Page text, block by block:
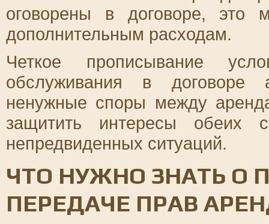
оговорены в договоре, это
дополнительным расходам.
Четкое прописывание
обслуживания в договоре
ненужные споры между
защитить интересы обеих
непредвиденных ситуаций.
ЧТО НУЖНО ЗНАТЬ О
ПЕРЕДАЧЕ ПРАВ